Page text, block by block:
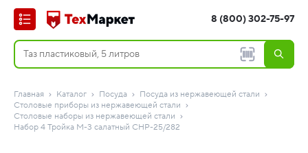
8 (800) 302-75-97
Главная Каталог Посуда
Посуда из нержавеющей стали
Столовые приборы из нержавеющей стали
Столовые наборы из нержавеющей стали
Набор 4 Тройка М-3 салатный СНР-25/282